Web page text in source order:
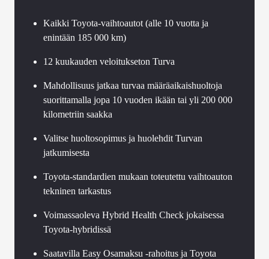
Kaikki Toyota-vaihtoautot (alle 10 vuotta ja
enintään 185 000 km)
12 kuukauden veloitukseton Turva
Mahdollisuus jatkaa turvaa määräaikaishuoltoja
suorittamalla jopa 10 vuoden ikään tai yli 200 000
kilometriin saakka
Valitse huoltosopimus ja huolehdit Turvan
jatkumisesta
Toyota-standardien mukaan toteutettu vaihtoauton
tekninen tarkastus
Voimassaoleva Hybrid Health Check jokaisessa
Toyota-hybridissä
Saatavilla Easy Osamaksu -rahoitus ja Toyota